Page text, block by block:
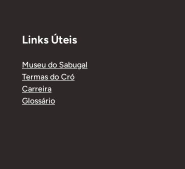
Links Úteis
Museu do Sabugal
Termas do Cró
Carreira
Glossário